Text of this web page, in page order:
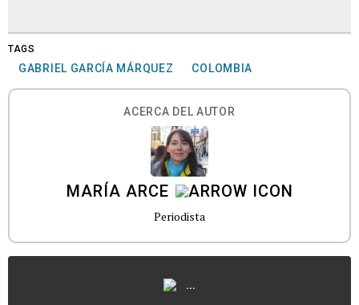
TAGS
GABRIEL GARCÍA MÁRQUEZ COLOMBIA
ACERCA DEL AUTOR
MARÍA ARCE
Periodista
...